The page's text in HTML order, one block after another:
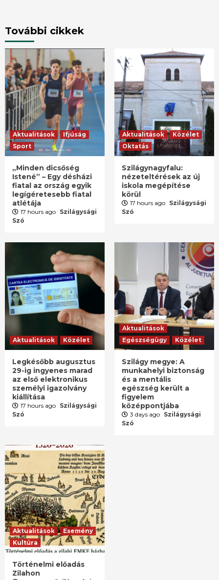
További cikkek
Aktualitások
Ifjúság
Sport
„Minden dicsőség
Istené” – Egy désházi
fiatal az ország egyik
legígéretesebb fiatal
atlétája
17 hours ago Szilágysági
Szó
Aktualitások
Közélet
Oktatás
Szilágynagyfalu:
nézeteltérések az új
iskola megépítése
körül
17 hours ago Szilágysági
Szó
Aktualitások Közélet
Legkésőbb augusztus
29-ig ingyenes marad
az első elektronikus
személyi igazolvány
kiállítása
17 hours ago Szilágysági
Szó
Aktualitások
Egészségügy
Közélet
Szilágy megye: A
munkahelyi biztonság
és a mentális
egészség került a
figyelem
középpontjába
3 days ago Szilágysági
Szó
Aktualitások
Esemény
Kultúra
Történelmi előadás
Zilahon